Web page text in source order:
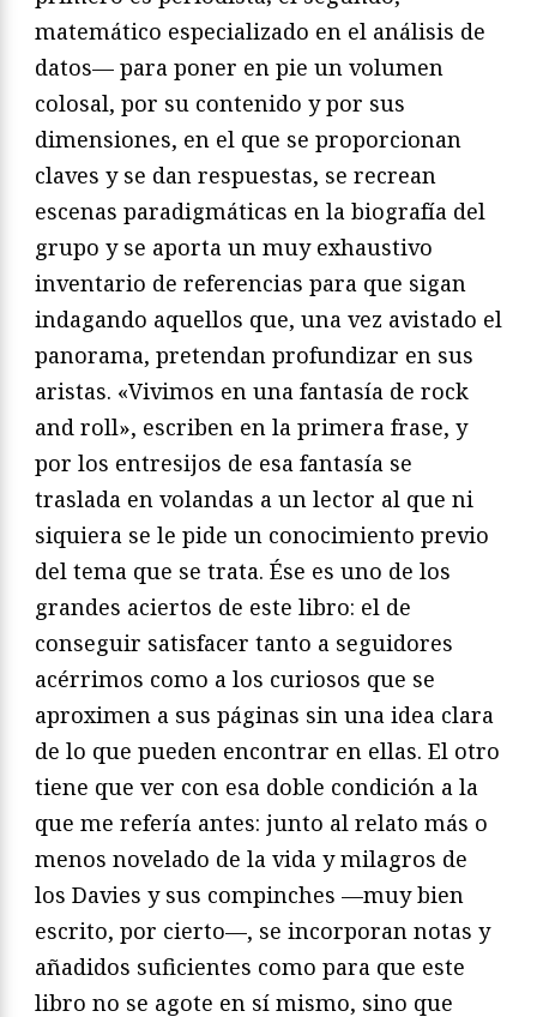
matemático especializado en el análisis de
datos— para poner en pie un volumen
colosal, por su contenido y por sus
dimensiones, en el que se proporcionan
claves y se dan respuestas, se recrean
escenas paradigmáticas en la biografía del
grupo y se aporta un muy exhaustivo
inventario de referencias para que sigan
indagando aquellos que, una vez avistado el
panorama, pretendan profundizar en sus
aristas. «Vivimos en una fantasía de rock
and roll», escriben en la primera frase, y
por los entresijos de esa fantasía se
traslada en volandas a un lector al que ni
siquiera se le pide un conocimiento previo
del tema que se trata. Ése es uno de los
grandes aciertos de este libro: el de
conseguir satisfacer tanto a seguidores
acérrimos como a los curiosos que se
aproximen a sus páginas sin una idea clara
de lo que pueden encontrar en ellas. El otro
tiene que ver con esa doble condición a la
que me refería antes: junto al relato más o
menos novelado de la vida y milagros de
los Davies y sus compinches —muy bien
escrito, por cierto—, se incorporan notas y
añadidos suficientes como para que este
libro no se agote en sí mismo, sino que